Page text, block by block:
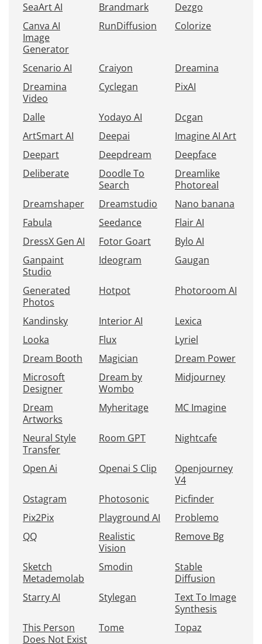
SeaArt AI
Brandmark
Dezgo
Canva AI
Image
Generator
RunDiffusion Colorize
Scenario AI Craiyon
Dreamina
Dreamina
Video
Cyclegan PixAI
Dalle Yodayo AI
Dcgan
ArtSmart AI
Deepai
Imagine AI Art
Deepart
Deepdream
Deepface
Deliberate
Doodle To
Search
Dreamlike
Photoreal
Dreamshaper
Dreamstudio
Nano banana
Fabula
Seedance
Flair AI
DressX Gen AI
Fotor Goart
Bylo AI
Ganpaint
Studio
Ideogram Gaugan
Generated
Photos
Hotpot Photoroom AI
Kandinsky Interior AI
Lexica
Looka
Flux
Lyriel
Dream Booth
Magician
Dream Power
Microsoft
Designer
Dream by
Wombo
Midjourney
Dream
Artworks
Myheritage MC Imagine
Neural Style
Transfer
Room GPT Nightcafe
Open Ai Openai S Clip
Openjourney
V4
Ostagram
Photosonic
Picfinder
Pix2Pix
Playground AI
Problemo
QQ
Realistic
Vision
Remove Bg
Sketch
Metademolab
Smodin
Stable
Diffusion
Starry AI
Stylegan
Text To Image
Synthesis
This Person
Does Not Exist
Tome Topaz